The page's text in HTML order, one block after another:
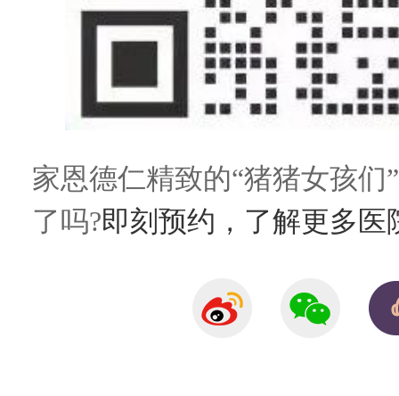
家恩德仁精致的“猪猪女孩
了吗?即刻预约，了解更多医